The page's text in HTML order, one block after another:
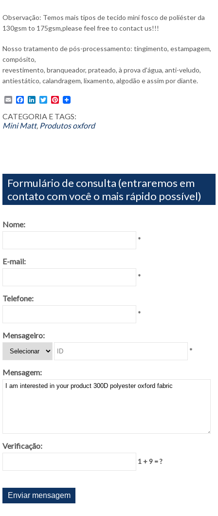
Observação: Temos mais tipos de tecido mini fosco de poliéster da
130gsm to 175gsm,please feel free to contact us!!!
Nosso tratamento de pós-processamento: tingimento, estampagem,
compósito,
revestimento, branqueador, prateado, à prova d'água, anti-veludo,
antiestático, calandragem, lixamento, algodão e assim por diante.
EmailFacebook
LinkedIn
TwitterPinterest
CATEGORIA E TAGS:
Mini Matt, Produtos oxford
Formulário de consulta (entraremos em
contato com você o mais rápido possível)
Nome:
*
E-mail:
*
Telefone:
*
Mensageiro:
*
Mensagem:
Verificação:
1 + 9 = ?